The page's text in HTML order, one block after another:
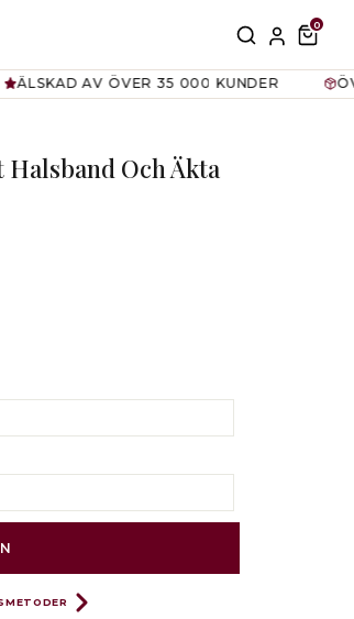
SÖK 0
AV ÖVER 35 000 KUNDER ÖVER
Och Äkta